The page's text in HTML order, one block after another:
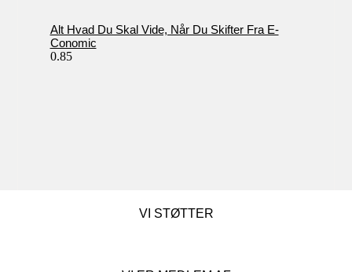
Alt Hvad Du Skal Vide, Når Du Skifter Fra E-
Conomic
VI STØTTER